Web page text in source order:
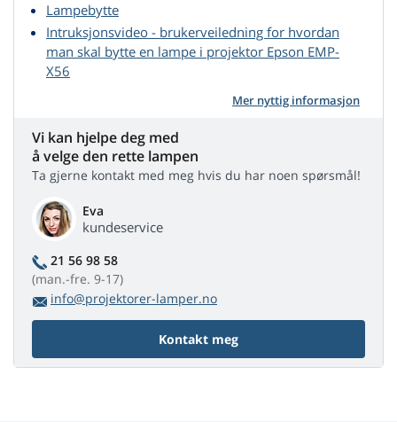
Lampebytte
Intruksjonsvideo - brukerveiledning for hvordan
man skal bytte en lampe i projektor Epson EMP-
X56
Mer nyttig informasjon
Vi kan hjelpe deg med
å velge den rette lampen
Ta gjerne kontakt med meg hvis du har noen spørsmål!
Eva
kundeservice
21 56 98 58
(man.-fre. 9-17)
info@projektorer-lamper.no
Kontakt meg